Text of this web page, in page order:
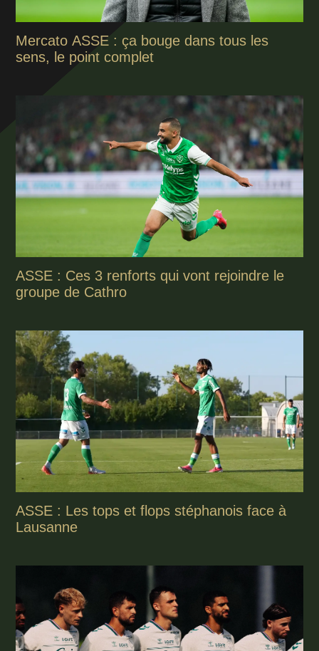
Mercato ASSE : ça bouge dans tous les
sens, le point complet
ASSE : Ces 3 renforts qui vont rejoindre le
groupe de Cathro
ASSE : Les tops et flops stéphanois face à
Lausanne